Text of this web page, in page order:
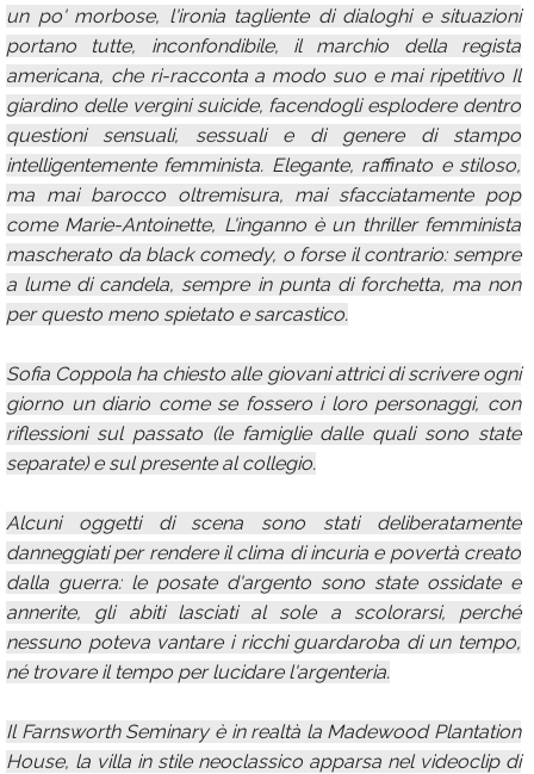
un po' morbose, l'ironia tagliente di dialoghi e situazioni
portano tutte, inconfondibile, il marchio della regista
americana, che ri-racconta a modo suo e mai ripetitivo Il
giardino delle vergini suicide, facendogli esplodere dentro
questioni sensuali, sessuali e di genere di stampo
intelligentemente femminista. Elegante, raffinato e stiloso,
ma mai barocco oltremisura, mai sfacciatamente pop
come Marie-Antoinette, L'inganno è un thriller femminista
mascherato da black comedy, o forse il contrario: sempre
a lume di candela, sempre in punta di forchetta, ma non
per questo meno spietato e sarcastico.
Sofia Coppola ha chiesto alle giovani attrici di scrivere ogni
giorno un diario come se fossero i loro personaggi, con
riflessioni sul passato (le famiglie dalle quali sono state
separate) e sul presente al collegio.
Alcuni oggetti di scena sono stati deliberatamente
danneggiati per rendere il clima di incuria e povertà creato
dalla guerra: le posate d'argento sono state ossidate e
annerite, gli abiti lasciati al sole a scolorarsi, perché
nessuno poteva vantare i ricchi guardaroba di un tempo,
né trovare il tempo per lucidare l'argenteria.
Il Farnsworth Seminary è in realtà la Madewood Plantation
House, la villa in stile neoclassico apparsa nel videoclip di